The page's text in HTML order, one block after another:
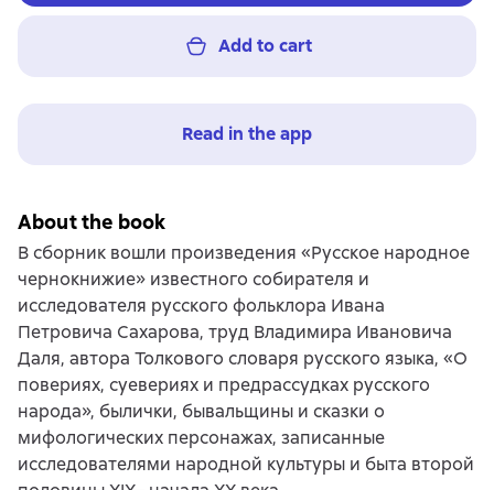
Add to cart
Read in the app
About the book
В сборник вошли произведения «Русское народное
чернокнижие» известного собирателя и
исследователя русского фольклора Ивана
Петровича Сахарова, труд Владимира Ивановича
Даля, автора Толкового словаря русского языка, «О
повериях, суевериях и предрассудках русского
народа», былички, бывальщины и сказки о
мифологических персонажах, записанные
исследователями народной культуры и быта второй